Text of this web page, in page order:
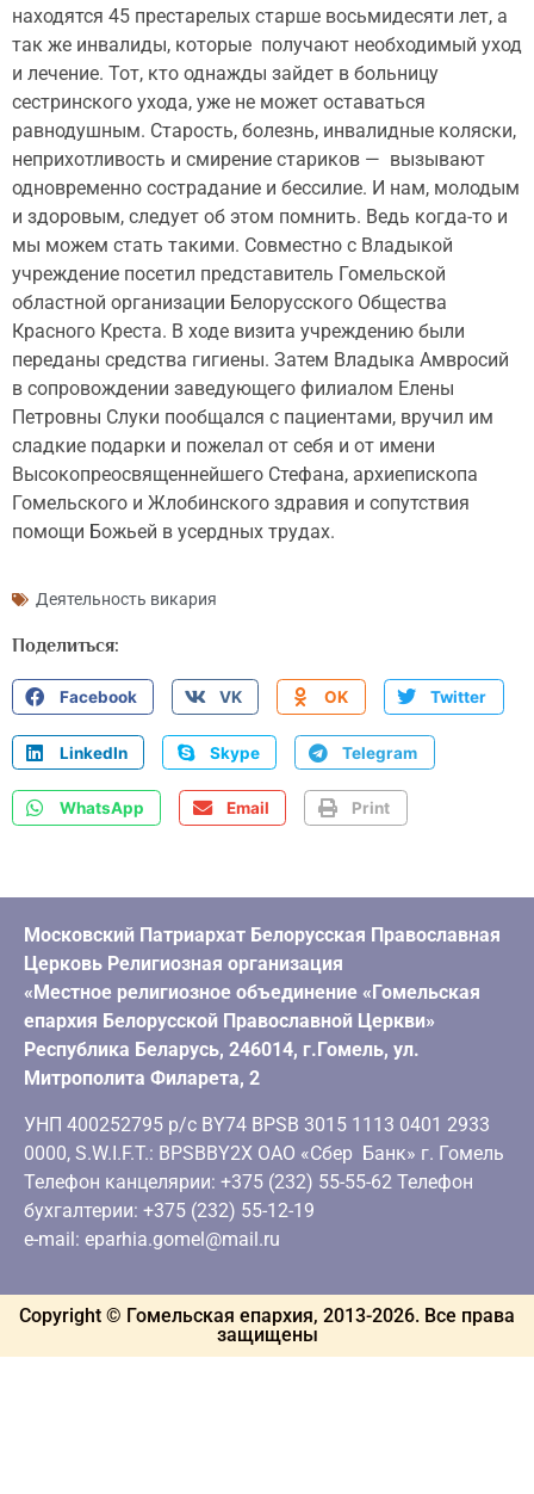
находятся 45 престарелых старше восьмидесяти лет, а
так же инвалиды, которые получают необходимый уход
и лечение. Тот, кто однажды зайдет в больницу
сестринского ухода, уже не может оставаться
равнодушным. Старость, болезнь, инвалидные коляски,
неприхотливость и смирение стариков — вызывают
одновременно сострадание и бессилие. И нам, молодым
и здоровым, следует об этом помнить. Ведь когда-то и
мы можем стать такими. Совместно с Владыкой
учреждение посетил представитель Гомельской
областной организации Белорусского Общества
Красного Креста. В ходе визита учреждению были
переданы средства гигиены. Затем Владыка Амвросий
в сопровождении заведующего филиалом Елены
Петровны Слуки пообщался с пациентами, вручил им
сладкие подарки и пожелал от себя и от имени
Высокопреосвященнейшего Стефана, архиепископа
Гомельского и Жлобинского здравия и сопутствия
помощи Божьей в усердных трудах.
Деятельность викария
Поделиться:
Facebook VK OK Twitter
LinkedIn Skype Telegram
WhatsApp Email Print
Московский Патриархат Белорусская Православная
Церковь Религиозная организация
«Местное религиозное объединение «Гомельская
епархия Белорусской Православной Церкви»
Республика Беларусь, 246014, г.Гомель, ул.
Митрополита Филарета, 2
УНП 400252795 р/с BY74 BPSB 3015 1113 0401 2933
0000, S.W.I.F.T.: BPSBBY2X ОАО «Сбер Банк» г. Гомель
Телефон канцелярии: +375 (232) 55-55-62 Телефон
бухгалтерии: +375 (232) 55-12-19
e-mail: eparhia.gomel@mail.ru
Copyright © Гомельская епархия, 2013-2026. Все права
защищены